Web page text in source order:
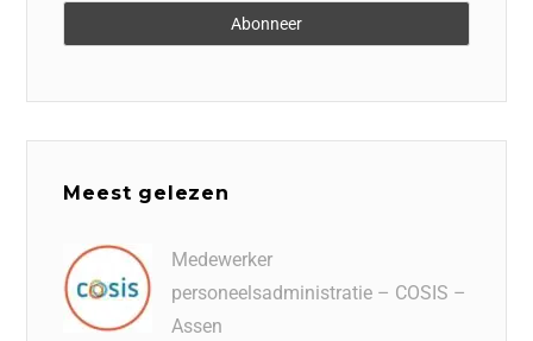
Meest gelezen
Medewerker
personeelsadministratie – COSIS –
Assen